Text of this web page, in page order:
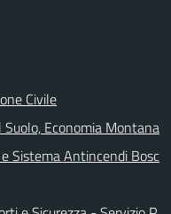
Civile
Suolo, Economia Montana
Sistema Antincendi Bosc